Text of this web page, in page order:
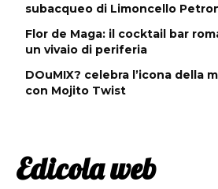
subacqueo di Limoncello
Flor de Maga: il cocktail bar
un vivaio di periferia
DOuMIX? celebra l’icona della
con Mojito Twist
Edicola web